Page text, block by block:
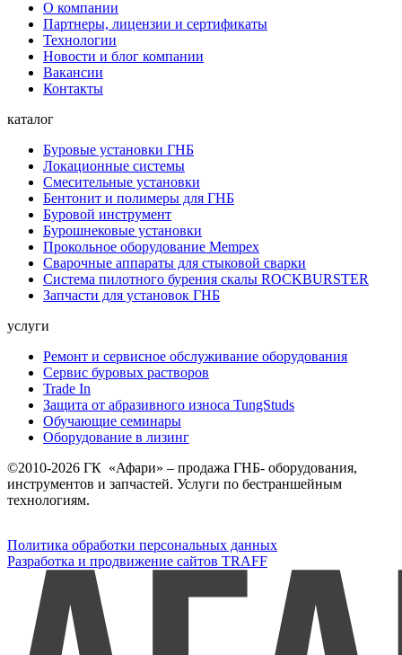
О компании
Партнеры, лицензии и сертификаты
Технологии
Новости и блог компании
Вакансии
Контакты
каталог
Буровые установки ГНБ
Локационные системы
Смесительные установки
Бентонит и полимеры для ГНБ
Буровой инструмент
Бурошнековые установки
Прокольное оборудование Mempex
Сварочные аппараты для стыковой сварки
Система пилотного бурения скалы ROCKBURSTER
Запчасти для установок ГНБ
услуги
Ремонт и сервисное обслуживание оборудования
Сервис буровых растворов
Trade In
Защита от абразивного износа TungStuds
Обучающие семинары
Оборудование в лизинг
©2010-2026 ГК «Афари» – продажа ГНБ- оборудования,
инструментов и запчастей. Услуги по бестраншейным
технологиям.
Политика обработки персональных данных
Разработка и продвижение сайтов TRAFF